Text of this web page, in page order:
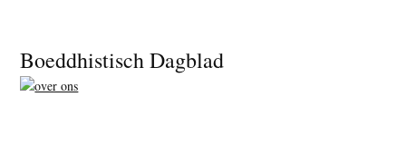
Footer
Boeddhistisch Dagblad